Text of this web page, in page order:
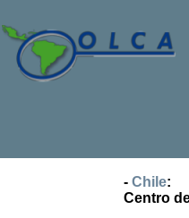
- Chile:
Centro